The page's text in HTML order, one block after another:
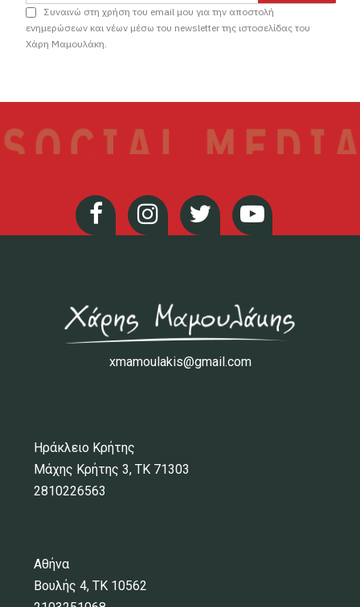
Συναινώ στη χρήση του email μου για την αποστολή
ενημερώσεων και νέων μέσω του newsletter της ιστοσελίδας του
Χάρη Μαμουλάκη.
xmamoulakis@gmail.com
Ηράκλειο Κρήτης
Μάχης Κρήτης 3, ΤΚ 71303
2810226563
Αθήνα
Βουλής 4, ΤΚ 10562